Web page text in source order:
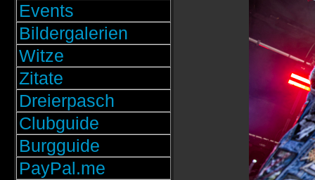
Events
Bildergalerien
Witze
Zitate
Dreierpasch
Clubguide
Burgguide
PayPal.me